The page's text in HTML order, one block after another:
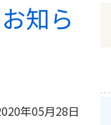
知ら
年05月28日